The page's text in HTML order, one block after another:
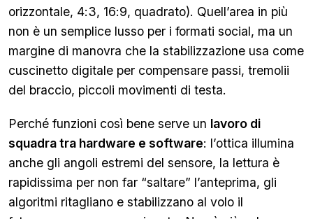
orizzontale, 4:3, 16:9, quadrato). Quell’area in più
non è un semplice lusso per i formati social, ma un
margine di manovra che la stabilizzazione usa come
cuscinetto digitale per compensare passi, tremolii
del braccio, piccoli movimenti di testa.
Perché funzioni così bene serve un lavoro di
squadra tra hardware e software: l’ottica illumina
anche gli angoli estremi del sensore, la lettura è
rapidissima per non far “saltare” l’anteprima, gli
algoritmi ritagliano e stabilizzano al volo il